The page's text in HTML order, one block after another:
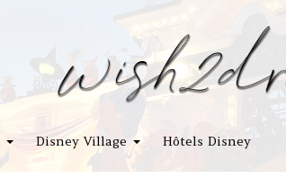
Disney Village Hôtels Disney